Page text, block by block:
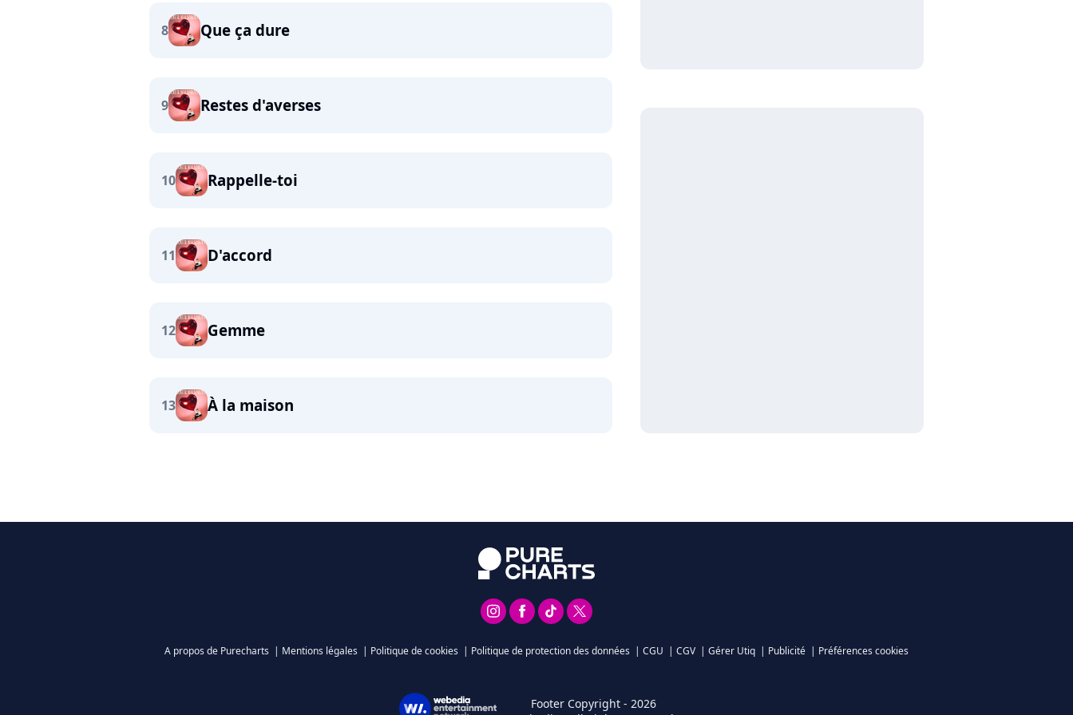
8 Que ça dure
9 Restes d'averses
10 Rappelle-toi
11 D'accord
12 Gemme
13 À la maison
A propos de Purecharts | Mentions légales | Politique de cookies | Politique de protection des données | CGU | CGV | Gérer Utiq | Publicité | Préférences cookies
Footer Copyright - 2026